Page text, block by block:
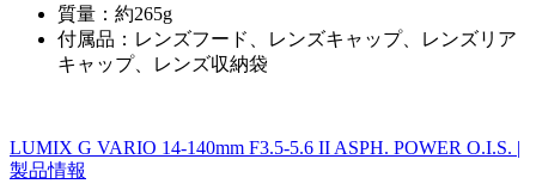
質量：約265g
付属品：レンズフード、レンズキャップ、レンズリア
キャップ、レンズ収納袋
LUMIX G VARIO 14-140mm F3.5-5.6 II ASPH. POWER O.I.S. |
製品情報